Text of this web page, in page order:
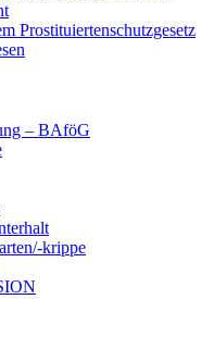
Prostituiertenschutzgesetz
– BAföG
krippe